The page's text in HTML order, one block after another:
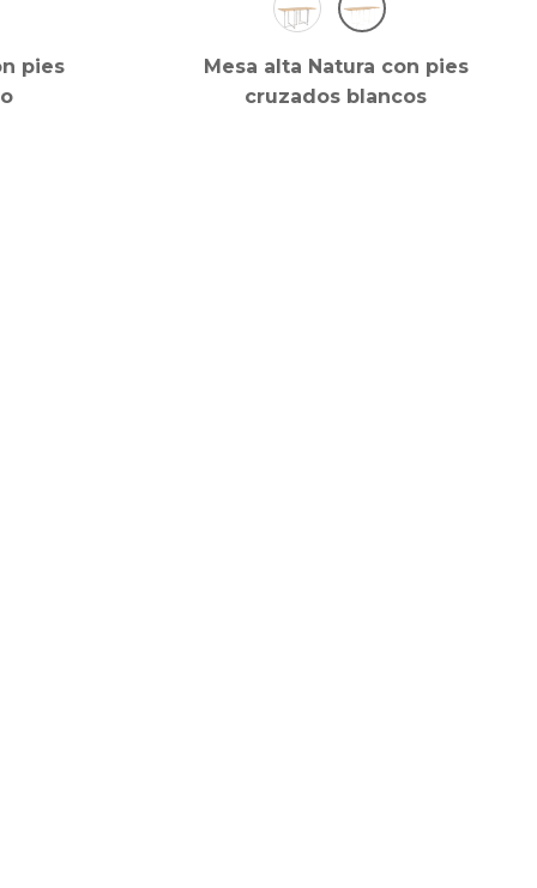
pies
Mesa alta Natura con pies
cruzados blancos